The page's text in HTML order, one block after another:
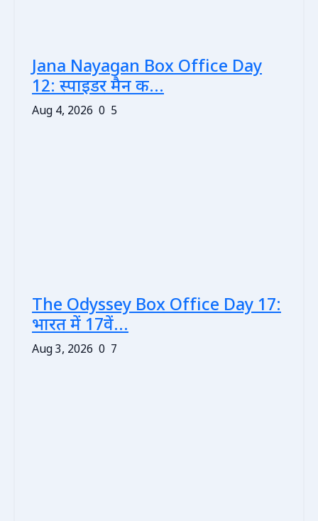
Jana Nayagan Box Office Day
12: स्पाइडर मैन क...
Aug 4, 2026 0 5
The Odyssey Box Office Day 17:
भारत में 17वें...
Aug 3, 2026 0 7